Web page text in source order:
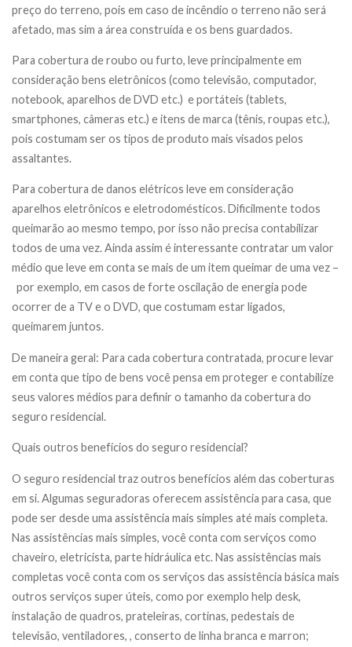
preço do terreno, pois em caso de incêndio o terreno não será
afetado, mas sim a área construída e os bens guardados.
Para cobertura de roubo ou furto, leve principalmente em
consideração bens eletrônicos (como televisão, computador,
notebook, aparelhos de DVD etc.) e portáteis (tablets,
smartphones, câmeras etc.) e itens de marca (tênis, roupas etc.),
pois costumam ser os tipos de produto mais visados pelos
assaltantes.
Para cobertura de danos elétricos leve em consideração
aparelhos eletrônicos e eletrodomésticos. Dificilmente todos
queimarão ao mesmo tempo, por isso não precisa contabilizar
todos de uma vez. Ainda assim é interessante contratar um valor
médio que leve em conta se mais de um item queimar de uma vez –
por exemplo, em casos de forte oscilação de energia pode
ocorrer de a TV e o DVD, que costumam estar ligados,
queimarem juntos.
De maneira geral: Para cada cobertura contratada, procure levar
em conta que tipo de bens você pensa em proteger e contabilize
seus valores médios para definir o tamanho da cobertura do
seguro residencial.
Quais outros benefícios do seguro residencial?
O seguro residencial traz outros benefícios além das coberturas
em si. Algumas seguradoras oferecem assistência para casa, que
pode ser desde uma assistência mais simples até mais completa.
Nas assistências mais simples, você conta com serviços como
chaveiro, eletricista, parte hidráulica etc. Nas assistências mais
completas você conta com os serviços das assistência básica mais
outros serviços super úteis, como por exemplo help desk,
instalação de quadros, prateleiras, cortinas, pedestais de
televisão, ventiladores, , conserto de linha branca e marron;